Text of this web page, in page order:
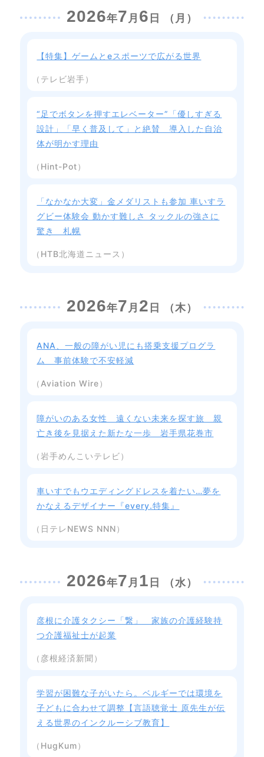
2026年7 月 6 日 （月）
【特集】ゲームとeスポーツで広がる世界
（テレビ岩手）
“足でボタンを押すエレベーター”「優しすぎる
設計」「早く普及して」と絶賛 導入した自治
体が明かす理由
（Hint-Pot）
「なかなか大変」金メダリストも参加 車いすラ
グビー体験会 動かす難しさ タックルの強さに
驚き 札幌
（HTB北海道ニュース）
2026年7 月 2 日 （木）
ANA、一般の障がい児にも搭乗支援プログラ
ム 事前体験で不安軽減
（Aviation Wire）
障がいのある女性 遠くない未来を探す旅 親
亡き後を見据えた新たな一歩 岩手県花巻市
（岩手めんこいテレビ）
車いすでもウエディングドレスを着たい…夢を
かなえるデザイナー『every.特集』
（日テレNEWS NNN）
2026年7 月 1 日 （水）
彦根に介護タクシー「繋」 家族の介護経験持
つ介護福祉士が起業
（彦根経済新聞）
学習が困難な子がいたら。ベルギーでは環境を
子どもに合わせて調整【言語聴覚士 原先生が伝
える世界のインクルーシブ教育】
（HugKum）